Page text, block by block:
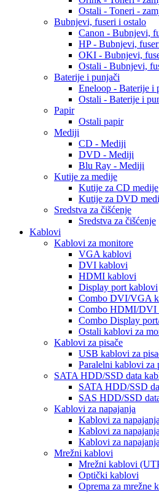
Ostali - Toneri -
Bubnjevi, fuseri i ostalo
Canon - Bubnjevi,
HP - Bubnjevi,
OKI - Bubnjevi,
Ostali - Bubnjevi,
Baterije i punjači
Eneloop - Baterije i
Ostali - Baterije i
Papir
Ostali papir
Mediji
CD - Mediji
DVD - Mediji
Blu Ray - Mediji
Kutije za medije
Kutije za CD medije
Kutije za DVD
Sredstva za čišćenje
Sredstva za čišćenje
Kablovi
Kablovi za monitore
VGA kablovi
DVI kablovi
HDMI kablovi
Display port kablovi
Combo DVI/VGA
Combo HDMI/DVI
Combo Display
Ostali kablovi za
Kablovi za pisače
USB kablovi za
Paralelni kablovi za
SATA HDD/SSD data
SATA HDD/SSD
SAS HDD/SSD
Kablovi za napajanja
Kablovi za
Kablovi za
Kablovi za
Mrežni kablovi
Mrežni kablovi
Optički kablovi
Oprema za mrežne